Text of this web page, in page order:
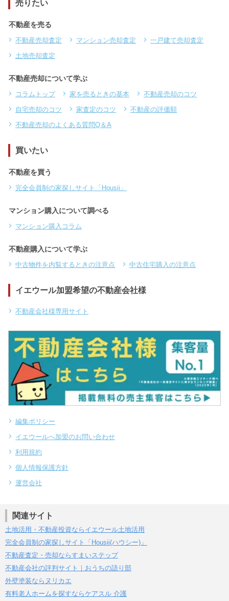
売りたい
不動産を売る
不動産売却査定 マンション売却査定
一戸建て売却査定
土地売却査定
不動産売却について学ぶ
コラムトップ 家を売るときの基本
不動産売却のコツ
自宅売却のコツ
家査定のコツ
不動産の評価額
不動産売却のよくある質問Q＆A
買いたい
不動産を買う
完全会員制の家探しサイト「Housii」
マンション購入について調べる
マンション購入コラム
不動産購入について学ぶ
中古物件を内覧するときの注意点 中古住宅購入の注意点
イエウール加盟希望の不動産会社様
不動産会社様専用サイト
編集ポリシー
イエウールへ加盟のお問い合わせ
利用規約
個人情報保護方針
運営会社
関連サイト
土地活用・不動産投資ならイエウール土地活用
完全会員制の家探しサイト「Housii(ハウシー)」
不動産査定・売却ならすまいステップ
不動産会社の評判サイト｜おうちの語り部
外壁塗装ならヌリカエ
有料老人ホームを探すならケアスル 介護